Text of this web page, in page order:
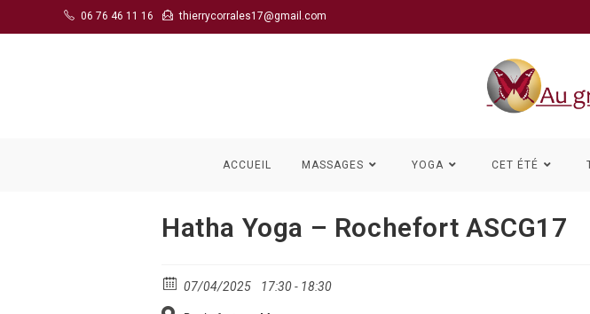
to
06 76 46 11 16 thierrycorrales17@gmail.com
ACCUEIL MASSAGES YOGA CET ÉTÉ
Hatha Yoga – Rochefort ASCG17
07/04/2025 17:30 - 18:30